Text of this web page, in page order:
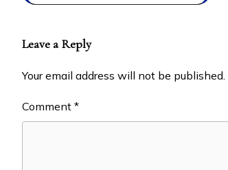
Leave a Reply
Your email address will not be published.
Comment *